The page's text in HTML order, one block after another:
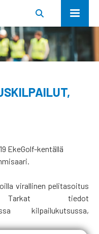
EkeGolf-kentällä
virallinen pelitasoitus
tiedot
kilpailukutsussa,